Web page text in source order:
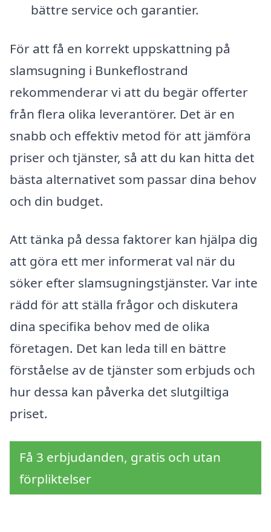
bättre service och garantier.
För att få en korrekt uppskattning på
slamsugning i Bunkeflostrand
rekommenderar vi att du begär offerter
från flera olika leverantörer. Det är en
snabb och effektiv metod för att jämföra
priser och tjänster, så att du kan hitta det
bästa alternativet som passar dina behov
och din budget.
Att tänka på dessa faktorer kan hjälpa dig
att göra ett mer informerat val när du
söker efter slamsugningstjänster. Var inte
rädd för att ställa frågor och diskutera
dina specifika behov med de olika
företagen. Det kan leda till en bättre
förståelse av de tjänster som erbjuds och
hur dessa kan påverka det slutgiltiga
priset.
Få 3 erbjudanden, gratis och utan
förpliktelser